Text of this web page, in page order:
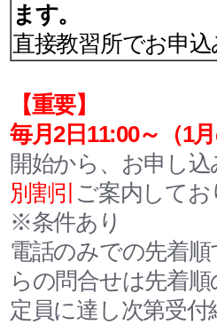
ます。
直接教習所でお申
【重要】
毎月2日11:00～ （1
開始から、お申し
別割引 ご案内してお
※条件あり
電話のみでの先着
らの問合せは先着
定員に達し次第受